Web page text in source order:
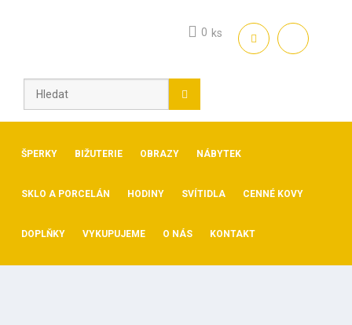
0 ks
ŠPERKY BIŽUTERIE OBRAZY NÁBYTEK
SKLO A PORCELÁN HODINY SVÍTIDLA CENNÉ KOVY
DOPLŇKY VYKUPUJEME O NÁS KONTAKT